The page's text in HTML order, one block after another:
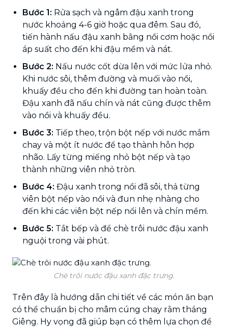
Bước 1: Rửa sạch và ngâm đậu xanh trong
nước khoảng 4-6 giờ hoặc qua đêm. Sau đó,
tiến hành nấu đậu xanh bằng nồi cơm hoặc nồi
áp suất cho đến khi đậu mềm và nát.
Bước 2: Nấu nước cốt dừa lên với mức lửa nhỏ.
Khi nước sôi, thêm đường và muối vào nồi,
khuấy đều cho đến khi đường tan hoàn toàn.
Đậu xanh đã nấu chín và nát cũng được thêm
vào nồi và khuấy đều.
Bước 3: Tiếp theo, trộn bột nếp với nước mắm
chay và một ít nước để tạo thành hỗn hợp
nhão. Lấy từng miếng nhỏ bột nếp và tạo
thành những viên nhỏ tròn.
Bước 4: Đậu xanh trong nồi đã sôi, thả từng
viên bột nếp vào nồi và đun nhẹ nhàng cho
đến khi các viên bột nếp nổi lên và chín mềm.
Bước 5: Tắt bếp và để chè trôi nước đậu xanh
nguội trong vài phút.
Chè trôi nước đậu xanh đặc trưng.
Trên đây là hướng dẫn chi tiết về các món ăn bạn
có thể chuẩn bị cho mâm cúng chay rằm tháng
Giêng. Hy vọng đã giúp bạn có thêm lựa chọn để